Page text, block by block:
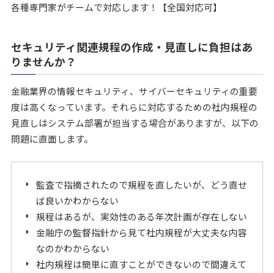
各種専門家がチームで対応します！【全国対応可】
セキュリティ関連規程の作成・見直しに負担はあ
りませんか？
金融業界の情報セキュリティ、サイバーセキュリティの重要
度は高くなっています。それらに対応するための社内規程の
見直しはシステム部署が担当する場合がありますが、以下の
問題に直面します。
監査で指摘されたので規程を直したいが、どう直せ
ば良いかわからない
規程はあるが、実効性のある年次計画が存在しない
金融庁の監督指針から見て社内規程が大丈夫な内容
なのかわからない
社内規程は簡単に直すことができないので間違えて